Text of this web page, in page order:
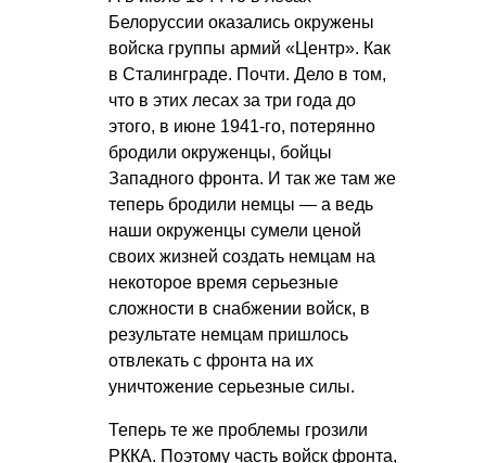
Белоруссии оказались окружены
войска группы армий «Центр». Как
в Сталинграде. Почти. Дело в том,
что в этих лесах за три года до
этого, в июне 1941-го, потерянно
бродили окруженцы, бойцы
Западного фронта. И так же там же
теперь бродили немцы — а ведь
наши окруженцы сумели ценой
своих жизней создать немцам на
некоторое время серьезные
сложности в снабжении войск, в
результате немцам пришлось
отвлекать с фронта на их
уничтожение серьезные силы.
Теперь те же проблемы грозили
РККА. Поэтому часть войск фронта,